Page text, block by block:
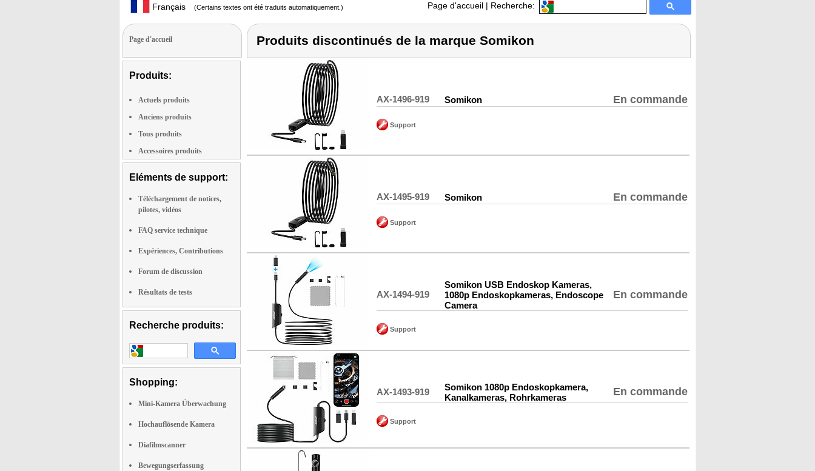
Français (Certains textes ont été traduits automatiquement.) Page d'accueil | Recherche:
Page d'accueil
Produits:
Actuels produits
Anciens produits
Tous produits
Accessoires produits
Eléments de support:
Téléchargement de notices,
pilotes, vidéos
FAQ service technique
Expériences, Contributions
Forum de discussion
Résultats de tests
Recherche produits:
Shopping:
Mini-Kamera Überwachung
Hochauflösende Kamera
Diafilmscanner
Bewegungserfassung
Produits discontinués de la marque Somikon
AX-1496-919 Somikon En commande
Support
AX-1495-919 Somikon En commande
Support
AX-1494-919
Somikon USB Endoskop Kameras,
1080p Endoskopkameras, Endoscope
Camera
En commande
Support
AX-1493-919
Somikon 1080p Endoskopkamera,
Kanalkameras, Rohrkameras
En commande
Support